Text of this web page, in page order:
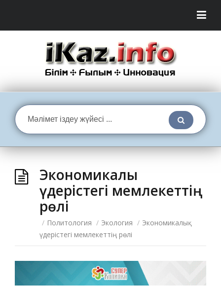
Экономикалық
үдерістегі мемлекеттің
рөлі
/ Политология / Экология / Экономикалық
үдерістегі мемлекеттің рөлі